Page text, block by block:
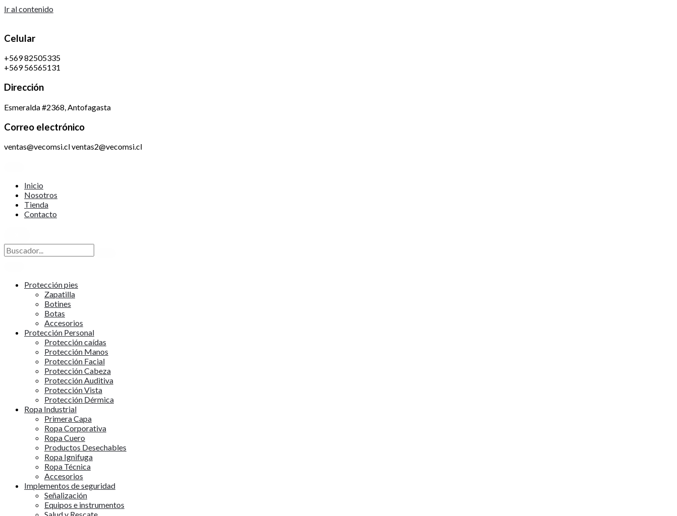
Ir al contenido
Celular
+569 82505335
+569 56565131
Dirección
Esmeralda #2368, Antofagasta
Correo electrónico
ventas@vecomsi.cl ventas2@vecomsi.cl
Inicio
Nosotros
Tienda
Contacto
Protección pies
Zapatilla
Botines
Botas
Accesorios
Protección Personal
Protección caídas
Protección Manos
Protección Facial
Protección Cabeza
Protección Auditiva
Protección Vista
Protección Dérmica
Ropa Industrial
Primera Capa
Ropa Corporativa
Ropa Cuero
Productos Desechables
Ropa Ignifuga
Ropa Técnica
Accesorios
Implementos de seguridad
Señalización
Equipos e instrumentos